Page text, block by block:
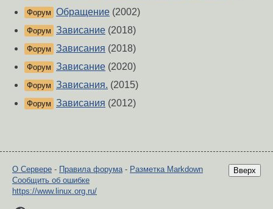
Форум Обращение (2002)
Форум Зависание (2018)
Форум Зависания (2018)
Форум Зависание (2020)
Форум Зависания. (2015)
Форум Зависания (2012)
Вверх
О Сервере - Правила форума- Разметка Markdown
Сообщить об ошибке
https://www.linux.org.ru/